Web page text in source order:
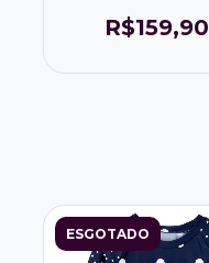
Dinossauro
R$159,90
ESGOTADO